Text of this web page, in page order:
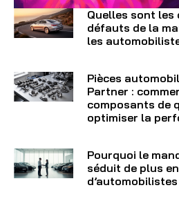
Quelles sont les
défauts de la
les
Pièces
Partner :
composants de
optimiser la
Pourquoi le
séduit de plus
d’automobilistes